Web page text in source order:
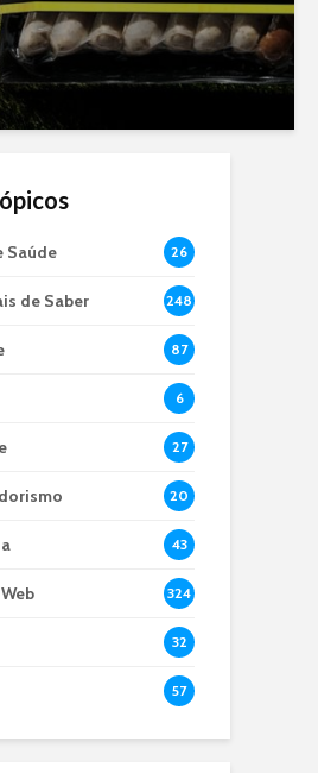
Saúde 26
de Saber 248
87
6
27
20
43
324
32
57